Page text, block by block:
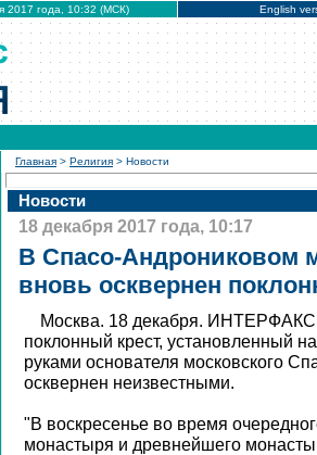
2017 года, 10:32 (МСК) English
Главная > Религия > Новости
Новости
18 декабря 2017 года, 10:17
В Спасо-Андрониковом
вновь осквернен
Москва. 18 декабря.
поклонный крест, установленный
руками основателя московского
осквернен неизвестными.
"В воскресенье во время
монастыря и древнейшего